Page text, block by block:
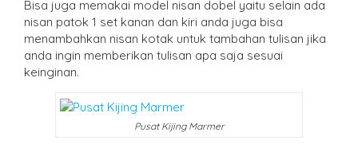
Bisa juga memakai model nisan dobel yaitu selain ada
nisan patok 1 set kanan dan kiri anda juga bisa
menambahkan nisan kotak untuk tambahan tulisan jika
anda ingin memberikan tulisan apa saja sesuai
keinginan.
Pusat Kijing Marmer